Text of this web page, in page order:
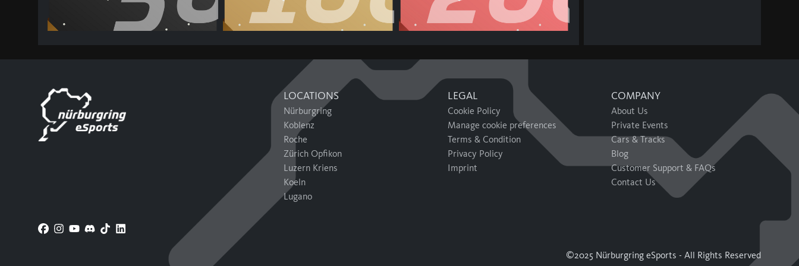
LOCATIONS
Nürburgring
Koblenz
Roche
Zürich Opfikon
Luzern Kriens
Koeln
Lugano
LEGAL
Cookie Policy
Manage cookie preferences
Terms & Condition
Privacy Policy
Imprint
COMPANY
About Us
Private Events
Cars & Tracks
Blog
Customer Support & FAQs
Contact Us
©2025 Nürburgring eSports - All Rights Reserved